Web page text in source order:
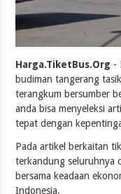
Harga.TiketBus.Org -
budiman tangerang
terangkum bersumber
anda bisa menyeleksi
tepat dengan
Pada artikel berkaitan
terkandung seluruhnya
bersama keadaan
Indonesia.